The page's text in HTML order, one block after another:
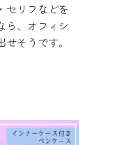
セリフなどを
ら、オフィシ
そうです。